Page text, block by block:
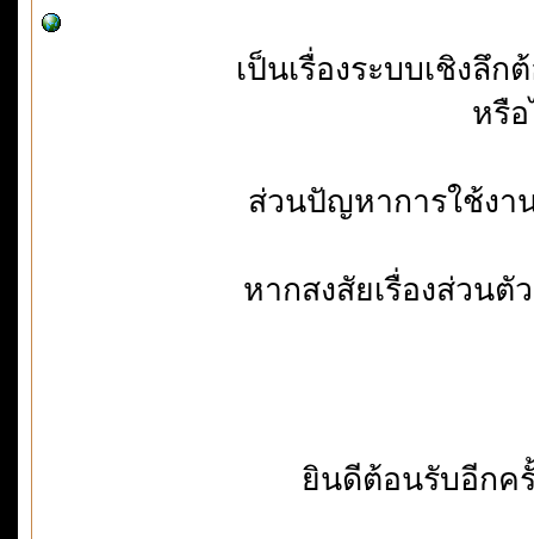
เป็นเรื่องระบบเชิงลึ
หรื
ส่วนปัญหาการใช้ง
หากสงสัยเรื่องส่วน
ยินดีต้อนรับอีกค